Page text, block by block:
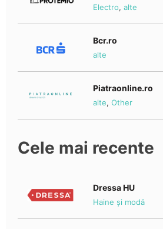
Electro, alte
Bcr.ro
alte
Piatraonline.ro
alte, Other
Cele mai recente
Dressa HU
Haine și modă